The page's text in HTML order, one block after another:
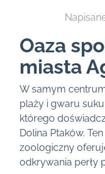
Oaza
miasta
W samym
plaży i gwaru
którego
Dolina Ptaków.
zoologiczny
odkrywania perły